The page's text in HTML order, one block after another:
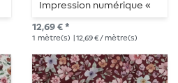
Impression numérique «
Petits bouquets de fleurs
» Bordeaux
12,69 € *
1 mètre(s) | 12,69 € / mètre(s)